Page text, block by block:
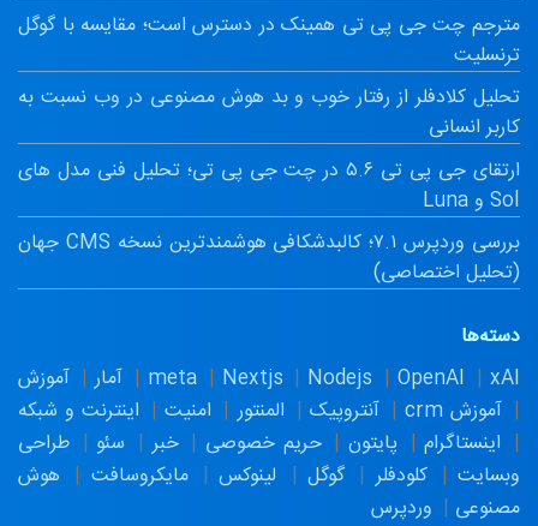
مترجم چت جی پی تی همینک در دسترس است؛ مقایسه با گوگل
ترنسلیت
تحلیل کلادفلر از رفتار خوب و بد هوش مصنوعی در وب نسبت به
کاربر انسانی
ارتقای جی پی تی ۵.۶ در چت جی پی تی؛ تحلیل فنی مدل های
Sol و Luna
بررسی وردپرس ۷.۱؛ کالبدشکافی هوشمندترین نسخه CMS جهان
(تحلیل اختصاصی)
دسته‌ها
meta
Nextjs Nodejs OpenAI xAI آمار
آموزش
آموزش crm
آنتروپیک المنتور امنیت
اینترنت و شبکه
اینستاگرام
پایتون حریم خصوصی خبر سئو
طراحی
وبسایت
کلودفلر گوگل لینوکس مایکروسافت
هوش
مصنوعی
وردپرس